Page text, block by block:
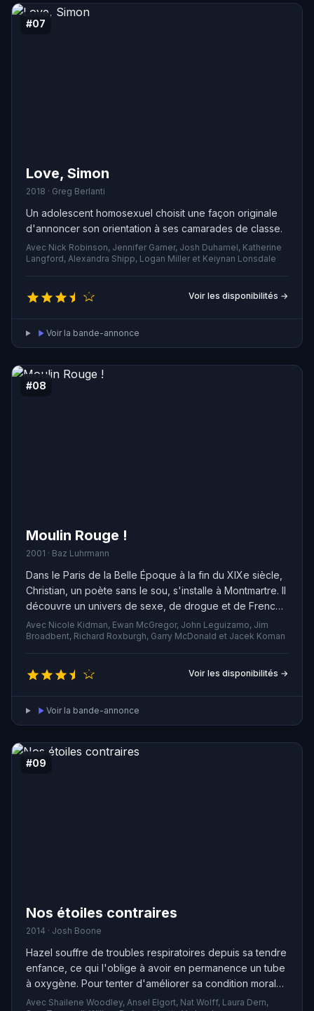
#07
Love, Simon
2018 · Greg Berlanti
Un adolescent homosexuel choisit une façon originale
d'annoncer son orientation à ses camarades de classe.
Avec Nick Robinson, Jennifer Garner, Josh Duhamel, Katherine
Langford, Alexandra Shipp, Logan Miller et Keiynan Lonsdale
Voir les disponibilités →
Voir la bande-annonce
#08
Moulin Rouge !
2001 · Baz Luhrmann
Dans le Paris de la Belle Époque à la fin du XIXe siècle,
Christian, un poète sans le sou, s'installe à Montmartre. Il
découvre un univers de sexe, de drogue et de French
cancan, mais refuse de se plier à cette vie décadente
et mène plutôt une vie de bohème. Christian rêve
d'écrire une pièce majeure, et le peintre Henri de
Toulouse-Lautrec lui offre une chance de réaliser son
rêve en lui proposant de rédiger le livret d'une revue
grandiose pour le Moulin Rouge. C'est à ce moment-là
que Christian tombe amoureux de Satine, la courtisane
star du superbe cabaret...
Avec Nicole Kidman, Ewan McGregor, John Leguizamo, Jim
Broadbent, Richard Roxburgh, Garry McDonald et Jacek Koman
Voir les disponibilités →
Voir la bande-annonce
#09
Nos étoiles contraires
2014 · Josh Boone
Hazel souffre de troubles respiratoires depuis sa tendre
enfance, ce qui l'oblige à avoir en permanence un tube
à oxygène. Pour tenter d'améliorer sa condition morale,
sa mère l'incite à intégrer un groupe de soutien. Hazel y
Avec Shailene Woodley, Ansel Elgort, Nat Wolff, Laura Dern,